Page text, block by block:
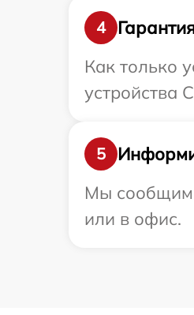
4
Как только
устройства
5
Мы сообщим
или в офис.